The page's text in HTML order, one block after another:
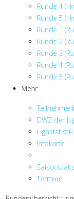
Runde 4
Runde 5
Runde 1
Runde 2
Runde 3
Runde 4
Runde 5
Mehr
DWZ der
Infokarte
Termine